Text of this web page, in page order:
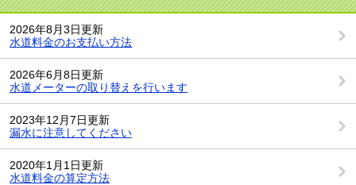
2026年8月3日更新
水道料金のお支払い方法
2026年6月8日更新
水道メーターの取り替えを行います
2023年12月7日更新
漏水に注意してください
2020年1月1日更新
水道料金の算定方法